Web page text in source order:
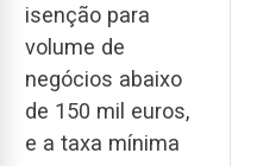
isenção para
volume de
negócios abaixo
de 150 mil euros,
e a taxa mínima